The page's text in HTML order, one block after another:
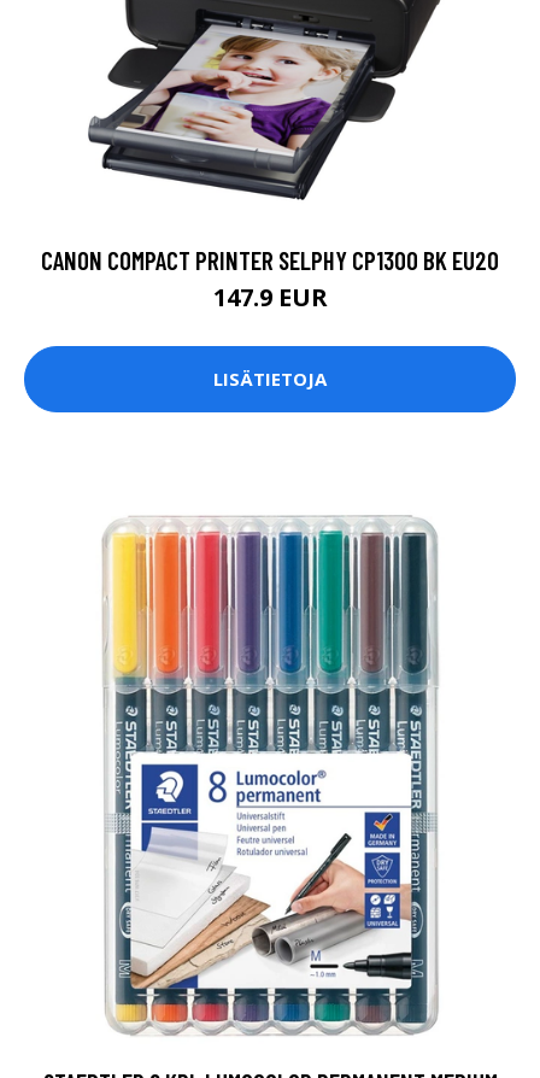
CANON COMPACT PRINTER SELPHY CP1300 BK EU20
147.9 EUR
LISÄTIETOJA